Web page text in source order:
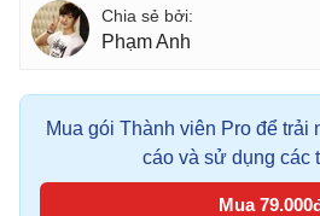
Phạm Anh
Mua gói Thành viên Pro để trải
cáo và sử dụng các
Mua